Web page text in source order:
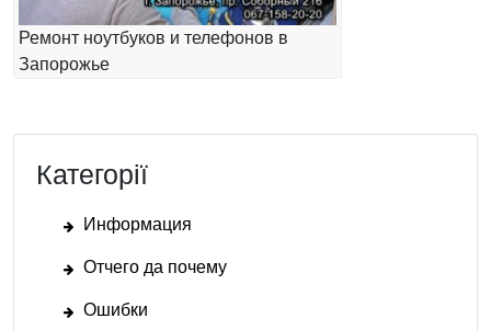
Ремонт ноутбуков и телефонов в
Запорожье
Категорії
Информация
Отчего да почему
Ошибки